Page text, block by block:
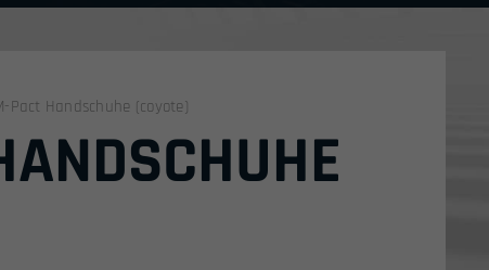
Pact Handschuhe (coyote)